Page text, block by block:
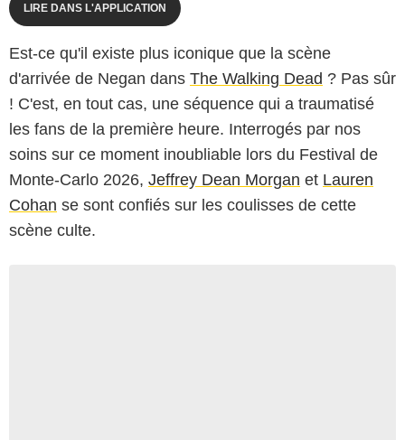
LIRE DANS L'APPLICATION
Est-ce qu'il existe plus iconique que la scène
d'arrivée de Negan dans The Walking Dead ? Pas sûr
! C'est, en tout cas, une séquence qui a traumatisé
les fans de la première heure. Interrogés par nos
soins sur ce moment inoubliable lors du Festival de
Monte-Carlo 2026, Jeffrey Dean Morgan et Lauren
Cohan se sont confiés sur les coulisses de cette
scène culte.